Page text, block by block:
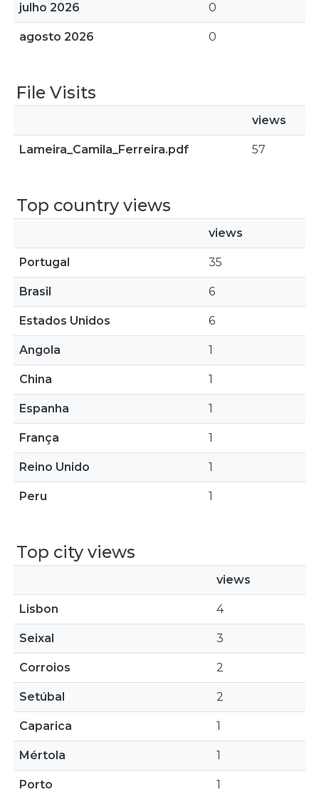
julho 2026 0
agosto 2026 0
File Visits
views
Lameira_Camila_Ferreira.pdf 57
Top country views
views
Portugal 35
Brasil 6
Estados Unidos 6
Angola 1
China 1
Espanha 1
França 1
Reino Unido 1
Peru 1
Top city views
views
Lisbon 4
Seixal 3
Corroios 2
Setúbal 2
Caparica 1
Mértola 1
Porto 1